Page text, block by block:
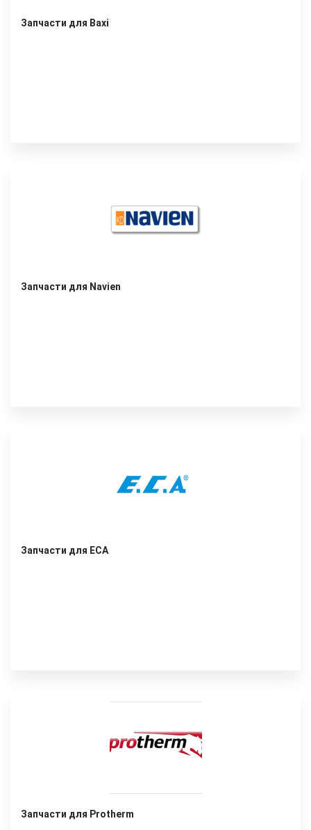
Запчасти для Baxi
Запчасти для Navien
Запчасти для ECA
Запчасти для Protherm